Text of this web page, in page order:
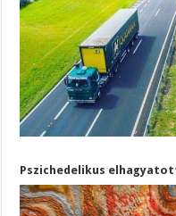
Pszichedelikus